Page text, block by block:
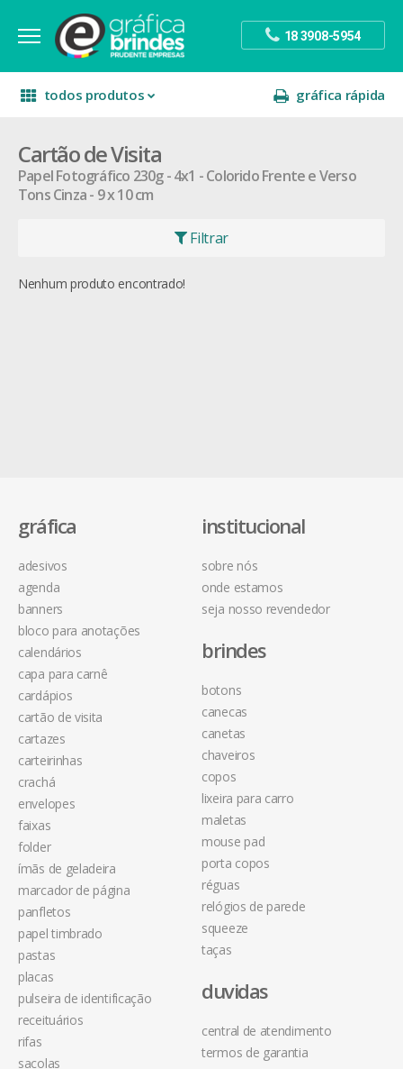
18 3908-5954
todos produtos gráfica rápida
escritório divulgação
papelaria
Cartão de Visita
Papel Fotográfico 230g 4x1 - Colorido Frente e Verso
Tons Cinza 9 x 10 cm
Filtrar
Nenhum produto encontrado!
institucional
sobre nós
onde estamos
seja nosso revendedor
gráfica
adesivos
agenda
banners
bloco para anotações
calendários
capa para carnê
cardápios
cartão de visita
cartazes
carteirinhas
crachá
envelopes
faixas
folder
ímãs de geladeira
marcador de página
panfletos
papel timbrado
pastas
placas
pulseira de identificação
receituários
rifas
sacolas
brindes
botons
canecas
canetas
chaveiros
copos
lixeira para carro
maletas
mouse pad
porta copos
réguas
relógios de parede
squeeze
taças
duvidas
central de atendimento
termos de garantia